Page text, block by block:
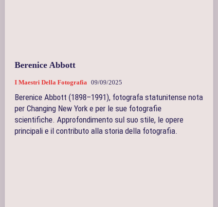
Berenice Abbott
I Maestri Della Fotografia 09/09/2025
Berenice Abbott (1898–1991), fotografa statunitense nota
per Changing New York e per le sue fotografie
scientifiche. Approfondimento sul suo stile, le opere
principali e il contributo alla storia della fotografia.